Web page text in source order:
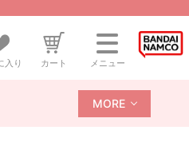
入り カート メニュー
MORE